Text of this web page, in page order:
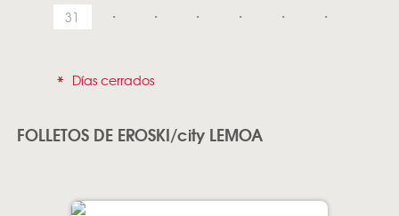
31
* Días cerrados
FOLLETOS DE EROSKI/city LEMOA